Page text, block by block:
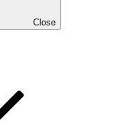
Close